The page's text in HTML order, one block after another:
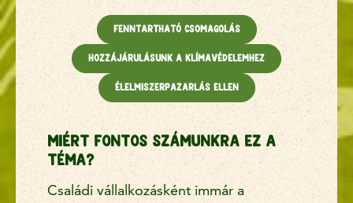
Fenntartható csomagolás
Hozzájárulásunk a klímavédelemhez
Élelmiszerpazarlás ellen
Miért fontos számunkra ez a
téma?
Családi vállalkozásként immár a